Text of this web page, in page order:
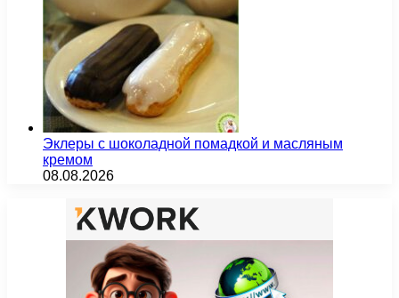
Эклеры с шоколадной помадкой и масляным
кремом
08.08.2026